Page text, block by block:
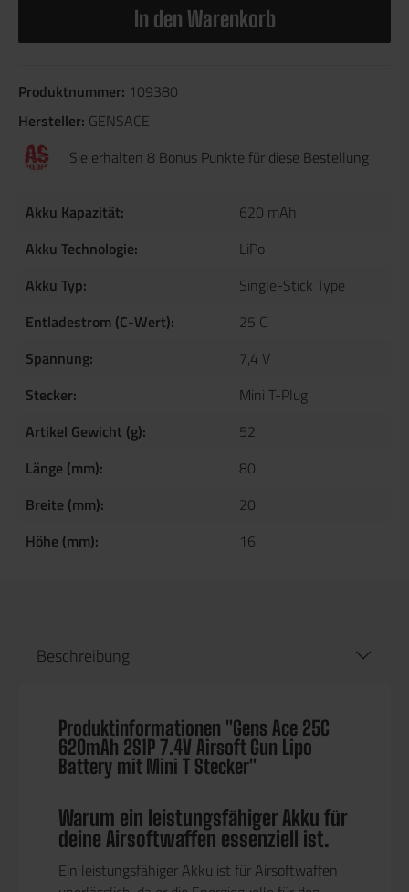
In den Warenkorb
Produktnummer: 109380
Hersteller: GENSACE
Sie erhalten 8 Bonus Punkte für diese Bestellung
Akku Kapazität:
620 mAh
Akku Technologie:
LiPo
Akku Typ:
Single-Stick Type
Entladestrom (C-Wert):
25 C
Spannung:
7,4 V
Stecker:
Mini T-Plug
Artikel Gewicht (g):
52
Länge (mm):
80
Breite (mm):
20
Höhe (mm):
16
Beschreibung
Produktinformationen "Gens Ace 25C
620mAh 2S1P 7.4V Airsoft Gun Lipo
Battery mit Mini T Stecker"
Warum ein leistungsfähiger Akku für
deine Airsoftwaffen essenziell ist.
Ein leistungsfähiger Akku ist für Airsoftwaffen